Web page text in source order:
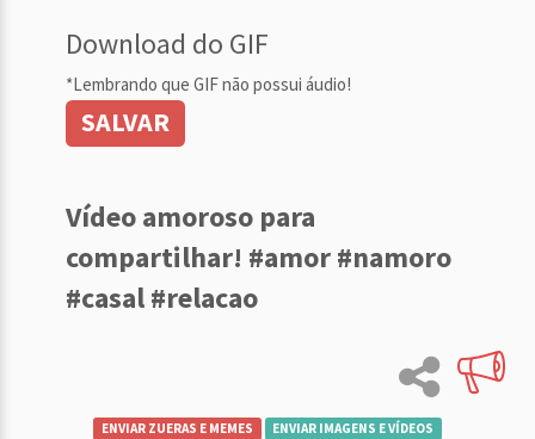
Download do GIF
*Lembrando que GIF não possui áudio!
SALVAR
Vídeo amoroso para
compartilhar! #amor #namoro
#casal #relacao
ENVIAR ZUERAS E MEMES ENVIAR IMAGENS E VÍDEOS